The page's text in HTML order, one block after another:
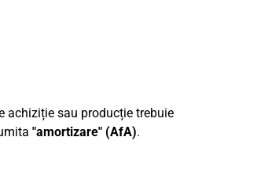
achiziție sau producție trebuie
"amortizare" (AfA).